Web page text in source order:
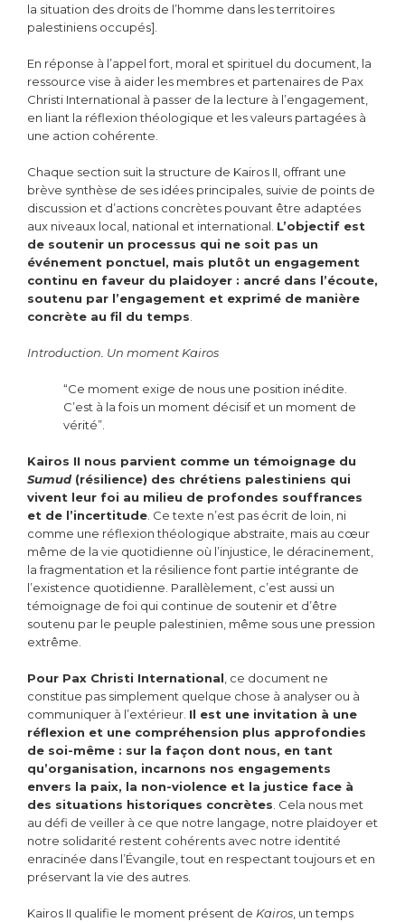
la situation des droits de l’homme dans les territoires
palestiniens occupés].
En réponse à l’appel fort, moral et spirituel du document, la
ressource vise à aider les membres et partenaires de Pax
Christi International à passer de la lecture à l’engagement,
en liant la réflexion théologique et les valeurs partagées à
une action cohérente.
Chaque section suit la structure de Kairos II, offrant une
brève synthèse de ses idées principales, suivie de points de
discussion et d’actions concrètes pouvant être adaptées
aux niveaux local, national et international. L’objectif est
de soutenir un processus qui ne soit pas un
événement ponctuel, mais plutôt un engagement
continu en faveur du plaidoyer : ancré dans l’écoute,
soutenu par l’engagement et exprimé de manière
concrète au fil du temps.
Introduction. Un moment Kairos
“Ce moment exige de nous une position inédite.
C’est à la fois un moment décisif et un moment de
vérité”.
Kairos II nous parvient comme un témoignage du
Sumud(résilience) des chrétiens palestiniens qui
vivent leur foi au milieu de profondes souffrances
et de l’incertitude. Ce texte n’est pas écrit de loin, ni
comme une réflexion théologique abstraite, mais au cœur
même de la vie quotidienne où l’injustice, le déracinement,
la fragmentation et la résilience font partie intégrante de
l’existence quotidienne. Parallèlement, c’est aussi un
témoignage de foi qui continue de soutenir et d’être
soutenu par le peuple palestinien, même sous une pression
extrême.
Pour Pax Christi International, ce document ne
constitue pas simplement quelque chose à analyser ou à
communiquer à l’extérieur. Il est une invitation à une
réflexion et une compréhension plus approfondies
de soi-même : sur la façon dont nous, en tant
qu’organisation, incarnons nos engagements
envers la paix, la non-violence et la justice face à
des situations historiques concrètes. Cela nous met
au défi de veiller à ce que notre langage, notre plaidoyer et
notre solidarité restent cohérents avec notre identité
enracinée dans l’Évangile, tout en respectant toujours et en
préservant la vie des autres.
Kairos II qualifie le moment présent de Kairos, un temps